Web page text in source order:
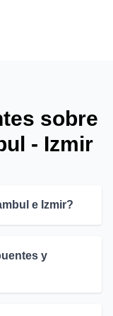
sobre
- Izmir
e Izmir?
y